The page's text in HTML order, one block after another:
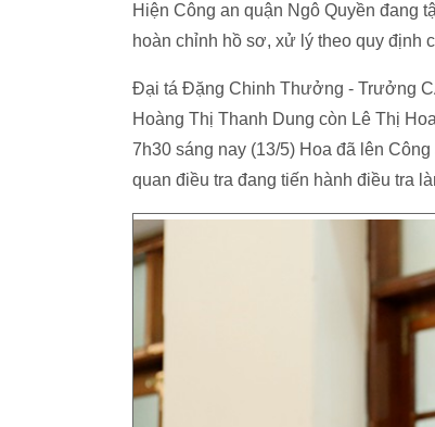
Hiện Công an quận Ngô Quyền đang
hoàn chỉnh hồ sơ, xử lý theo quy định
Đại tá Đặng Chinh Thưởng - Trưởng
Hoàng Thị Thanh Dung còn Lê Thị
7h30 sáng nay (13/5) Hoa đã lên
quan điều tra đang tiến hành điều tra